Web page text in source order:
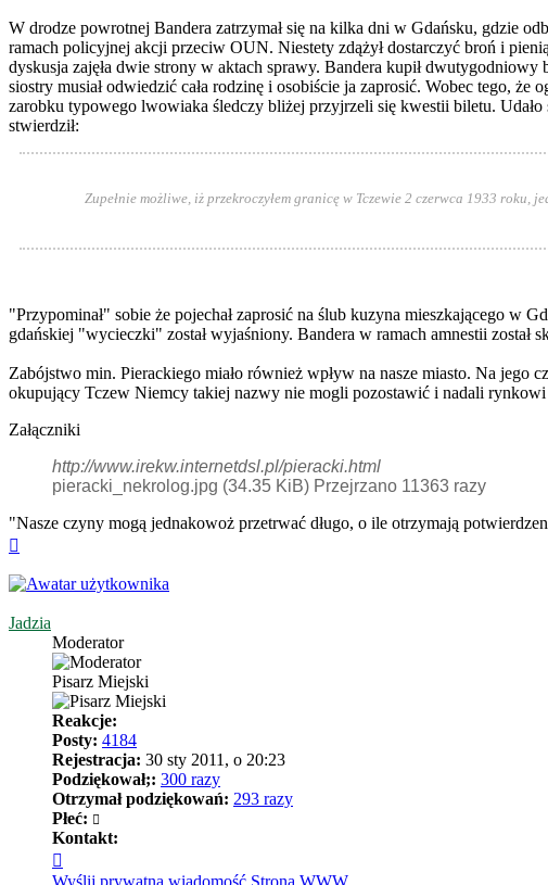
W drodze powrotnej Bandera zatrzymał się na kilka dni w Gdańsku, gdzie
ramach policyjnej akcji przeciw OUN. Niestety zdążył dostarczyć broń i
dyskusja zajęła dwie strony w aktach sprawy. Bandera kupił
siostry musiał odwiedzić cała rodzinę i osobiście ja zaprosić. Wobec tego,
zarobku typowego lwowiaka śledczy bliżej przyjrzeli się kwestii biletu. Udało
stwierdził:
Zupełnie możliwe, iż przekroczyłem granicę w Tczewie 2 czerwca 1933 roku,
"Przypominał" sobie że pojechał zaprosić na ślub kuzyna mieszkającego w
gdańskiej "wycieczki" został wyjaśniony. Bandera w ramach amnestii
Zabójstwo min. Pierackiego miało również wpływ na nasze miasto. Na jego
okupujący Tczew Niemcy takiej nazwy nie mogli pozostawić i nadali
Załączniki
http://www.irekw.internetdsl.pl/pieracki.html
pieracki_nekrolog.jpg (34.35 KiB) Przejrzano 11363 razy
"Nasze czyny mogą jednakowoż przetrwać długo, o ile otrzymają
Jadzia
Moderator
Pisarz Miejski
Reakcje:
Posty: 4184
Rejestracja: 30 sty 2011, o 20:23
Podziękował;: 300 razy
Otrzymał podziękowań: 293 razy
Płeć:
Kontakt:
się